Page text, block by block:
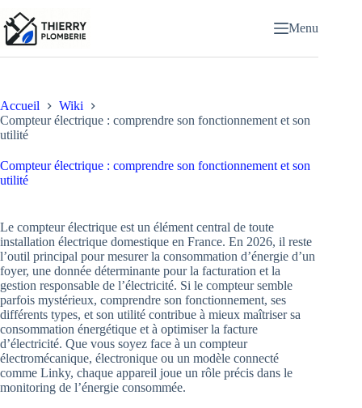
au
contenu
Menu
Accueil
Wiki
Compteur électrique : comprendre son fonctionnement et son
utilité
Compteur électrique : comprendre son fonctionnement et son
utilité
Le compteur électrique est un élément central de toute
installation électrique domestique en France. En 2026, il reste
l’outil principal pour mesurer la consommation d’énergie d’un
foyer, une donnée déterminante pour la facturation et la
gestion responsable de l’électricité. Si le compteur semble
parfois mystérieux, comprendre son fonctionnement, ses
différents types, et son utilité contribue à mieux maîtriser sa
consommation énergétique et à optimiser la facture
d’électricité. Que vous soyez face à un compteur
électromécanique, électronique ou un modèle connecté
comme Linky, chaque appareil joue un rôle précis dans le
monitoring de l’énergie consommée.